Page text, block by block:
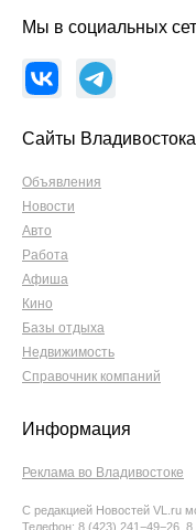
Мы в социальных
Сайты Владивостока
Объявления
Новости
Авто
Работа
Афиша
Кино
Базы отдыха
Недвижимость
Справочник компаний
Информация
Реклама во Владивостоке
С редакцией Новостей VL.ru
Телефон: 8 (423) 241−49−26, 8